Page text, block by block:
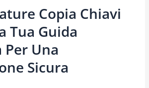
Copia Chiavi
Tua Guida
Una
Sicura